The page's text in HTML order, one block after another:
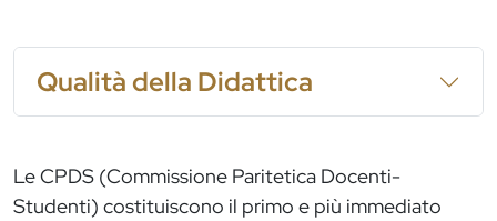
Qualità della Didattica
Le CPDS (Commissione Paritetica Docenti-
Studenti) costituiscono il primo e più immediato